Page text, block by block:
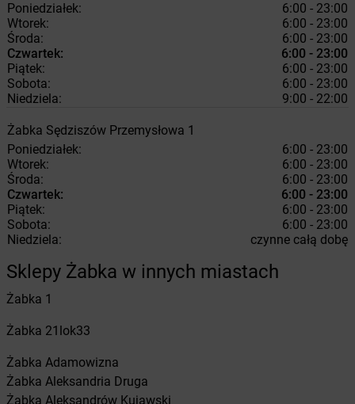
Poniedziałek:
6:00 - 23:00
Wtorek:
6:00 - 23:00
Środa:
6:00 - 23:00
Czwartek:
6:00 - 23:00
Piątek:
6:00 - 23:00
Sobota:
6:00 - 23:00
Niedziela:
9:00 - 22:00
Żabka Sędziszów Przemysłowa 1
Poniedziałek:
6:00 - 23:00
Wtorek:
6:00 - 23:00
Środa:
6:00 - 23:00
Czwartek:
6:00 - 23:00
Piątek:
6:00 - 23:00
Sobota:
6:00 - 23:00
Niedziela:
czynne całą dobę
Sklepy Żabka w innych miastach
Żabka 1
Żabka 21lok33
Żabka Adamowizna
Żabka Aleksandria Druga
Żabka Aleksandrów Kujawski